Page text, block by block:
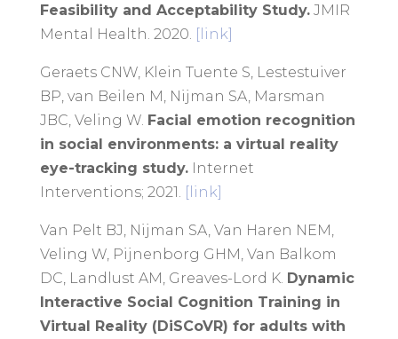
Feasibility and Acceptability Study.JMIR
Mental Health. 2020. [link]
Geraets CNW, Klein Tuente S, Lestestuiver
BP, van Beilen M, Nijman SA, Marsman
JBC, Veling W. Facial emotion recognition
in social environments: a virtual reality
eye-tracking study.Internet
Interventions; 2021.
[link]
Van Pelt BJ, Nijman SA, Van Haren NEM,
Veling W, Pijnenborg GHM, Van Balkom
DC, Landlust AM, Greaves-Lord K. Dynamic
Interactive Social Cognition Training in
Virtual Reality (DiSCoVR) for adults with